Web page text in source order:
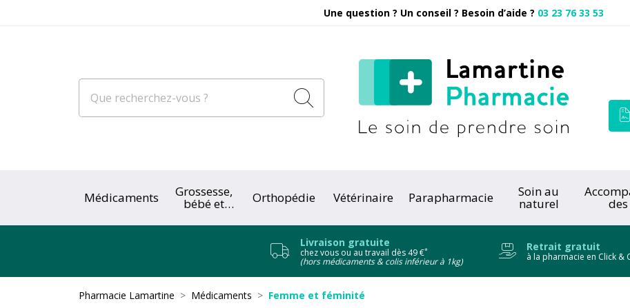
Une question ? Un conseil ? Besoin d’aide ? 03 23 76 33 53
Médicaments Grossesse,
bébé et Orthopédie Vétérinaire Parapharmacie Soin au
naturel
Livraison gratuite
chez vous ou au travail dès 49 €*
(hors médicaments & colis inférieur à 1kg)
Retrait gratuit
à la pharmacie en Click &
Pharmacie Lamartine Médicaments Femme et féminité